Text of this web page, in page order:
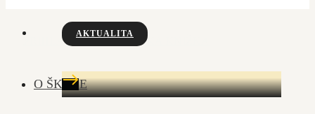
O ŠKOLE
PRIHLÁŠKA ŽIACKA KNIŽKA
AKTUALITA